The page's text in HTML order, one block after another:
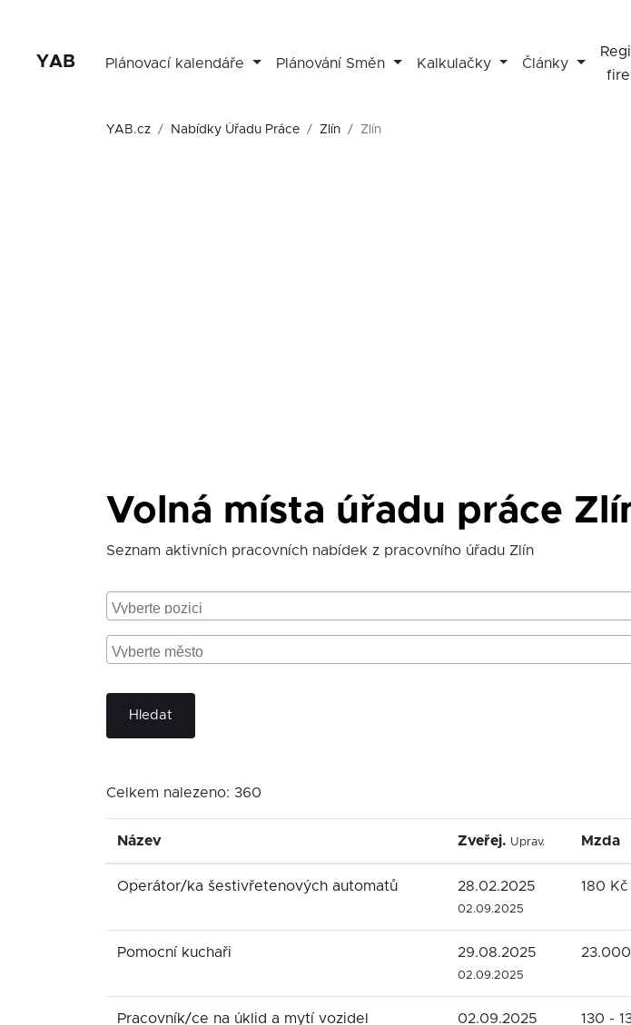
YAB Plánovací kalendáře Plánování Směn Kalkulačky Články
YAB.cz Nabídky Úřadu Práce Zlín Zlín
Volná místa úřadu práce
Seznam aktivních pracovních nabídek z pracovního úřadu Zlín
Hledat
Celkem nalezeno: 360
Název Zveřej. Uprav. Mzda
Operátor/ka šestivřetenových automatů 28.02.2025
02.09.2025
180 Kč
Pomocní kuchaři 29.08.2025
02.09.2025
Pracovník/ce na úklid a mytí vozidel 02.09.2025 130 -